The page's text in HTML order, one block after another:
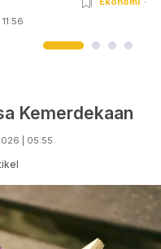
Kemerdekaan
| 05:55